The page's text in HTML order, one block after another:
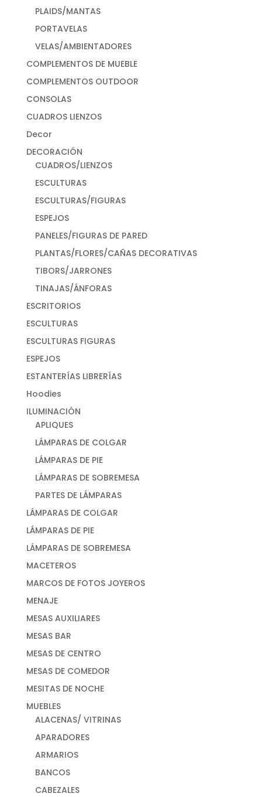
PLAIDS/MANTAS
PORTAVELAS
VELAS/AMBIENTADORES
COMPLEMENTOS DE MUEBLE
COMPLEMENTOS OUTDOOR
CONSOLAS
CUADROS LIENZOS
Decor
DECORACIÓN
CUADROS/LIENZOS
ESCULTURAS
ESCULTURAS/FIGURAS
ESPEJOS
PANELES/FIGURAS DE PARED
PLANTAS/FLORES/CAÑAS DECORATIVAS
TIBORS/JARRONES
TINAJAS/ÁNFORAS
ESCRITORIOS
ESCULTURAS
ESCULTURAS FIGURAS
ESPEJOS
ESTANTERÍAS LIBRERÍAS
Hoodies
ILUMINACIÓN
APLIQUES
LÁMPARAS DE COLGAR
LÁMPARAS DE PIE
LÁMPARAS DE SOBREMESA
PARTES DE LÁMPARAS
LÁMPARAS DE COLGAR
LÁMPARAS DE PIE
LÁMPARAS DE SOBREMESA
MACETEROS
MARCOS DE FOTOS JOYEROS
MENAJE
MESAS AUXILIARES
MESAS BAR
MESAS DE CENTRO
MESAS DE COMEDOR
MESITAS DE NOCHE
MUEBLES
ALACENAS/ VITRINAS
APARADORES
ARMARIOS
BANCOS
CABEZALES